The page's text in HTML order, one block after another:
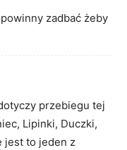
zadbać żeby
przebiegu tej
Lipinki, Duczki,
jest to jeden z